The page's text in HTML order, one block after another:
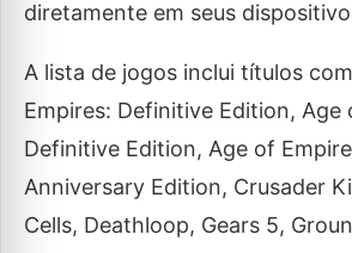
diretamente em seus
A lista de jogos inclui títulos
Empires: Definitive Edition, Age
Definitive Edition, Age of
Anniversary Edition, Crusader
Cells, Deathloop, Gears 5,